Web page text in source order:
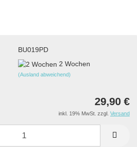
BU019PD
2 Wochen
(Ausland abweichend)
29,90 €
inkl. 19% MwSt. zzgl. Versand